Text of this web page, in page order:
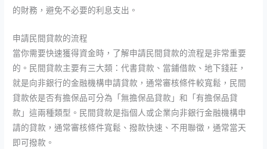
的財務，避免不必要的利息支出。
申請民間貸款的流程
當你需要快速獲得資金時，了解申請民間貸款的流程是非常重要
的。民間貸款主要有三大類：代書貸款、當鋪借款、地下錢莊，
就是向非銀行的金融機構申請貸款，通常審核條件較寬鬆，民間
貸款依是否有擔保品可分為「無擔保品貸款」和「有擔保品貸
款」這兩種類型。民間貸款是指個人或企業向非銀行金融機構申
請的貸款，通常審核條件寬鬆、撥款快速、不用聯徵，通常當天
即可撥款。